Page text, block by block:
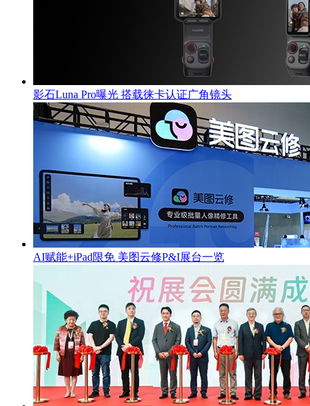
影石Luna Pro曝光 搭载徕卡认证广角镜头
AI赋能+iPad限免 美图云修P&I展台一览